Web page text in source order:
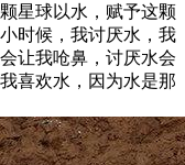
星球以水，赋予这颗
时候，我讨厌水，我
让我呛鼻，讨厌水会
喜欢水，因为水是那